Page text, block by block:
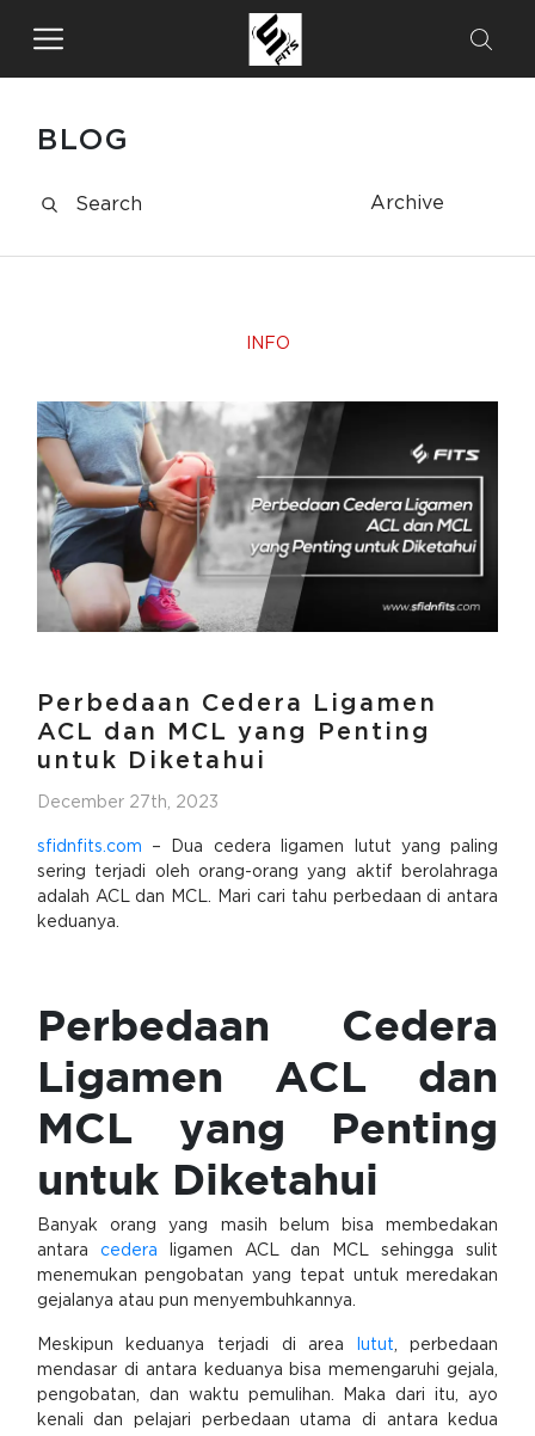
BLOG
Archive
INFO
Perbedaan Cedera Ligamen
ACL dan MCL yang Penting
untuk Diketahui
December 27th, 2023
sfidnfits.com – Dua cedera ligamen lutut yang paling
sering terjadi oleh orang-orang yang aktif berolahraga
adalah ACL dan MCL. Mari cari tahu perbedaan di antara
keduanya.
Perbedaan Cedera
Ligamen ACL dan
MCL yang Penting
untuk Diketahui
Banyak orang yang masih belum bisa membedakan
antara cedera ligamen ACL dan MCL sehingga sulit
menemukan pengobatan yang tepat untuk meredakan
gejalanya atau pun menyembuhkannya.
Meskipun keduanya terjadi di area lutut, perbedaan
mendasar di antara keduanya bisa memengaruhi gejala,
pengobatan, dan waktu pemulihan. Maka dari itu, ayo
kenali dan pelajari perbedaan utama di antara kedua